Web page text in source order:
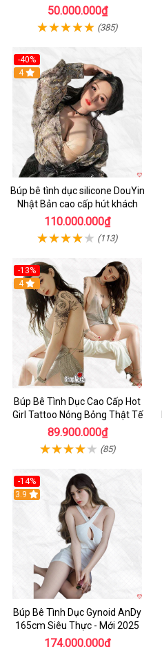
ngào, chân thực
50.000.000₫
(385)
-40%
4
Búp bê tình dục silicone DouYin
Nhật Bản cao cấp hút khách
110.000.000₫
(113)
-13%
4
Búp Bê Tình Dục Cao Cấp Hot
Girl Tattoo Nóng Bỏng Thật Tế
89.900.000₫
(85)
-14%
3.9
Búp Bê Tình Dục Gynoid AnDy
165cm Siêu Thực - Mới 2025
174.000.000₫